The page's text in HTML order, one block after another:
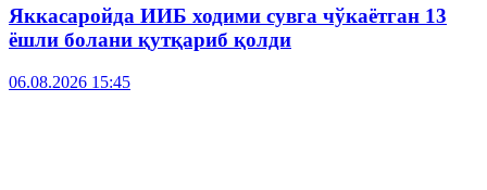
Яккасаройда ИИБ ходими сувга чўкаётган 13
ёшли болани қутқариб қолди
06.08.2026 15:45